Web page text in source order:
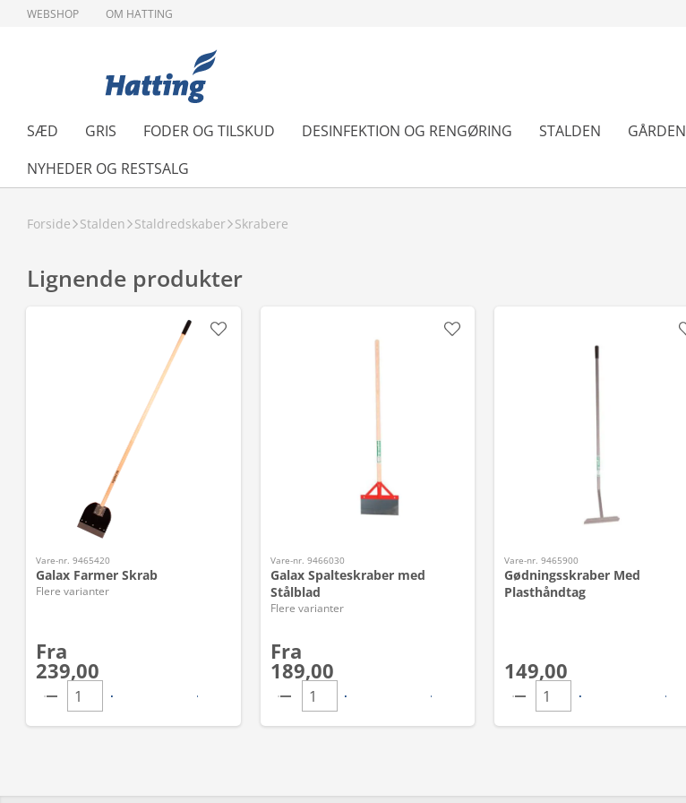
WEBSHOP OM HATTING
SÆD GRIS FODER OG TILSKUD DESINFEKTION OG RENGØRING STALDEN GÅRDEN
NYHEDER OG RESTSALG
Forside Stalden Staldredskaber Skrabere
Lignende produkter
Vare-nr. 9465420
Galax Farmer Skrab
Flere varianter
Fra
239,00
Vare-nr. 9466030
Galax Spalteskraber med
Stålblad
Flere varianter
Fra
189,00
Vare-nr. 9465900
Gødningsskraber Med
Plasthåndtag
149,00